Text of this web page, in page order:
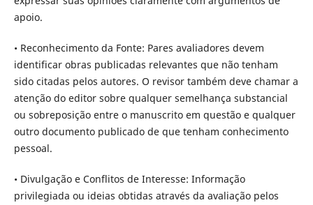
apoio.
• Reconhecimento da Fonte: Pares avaliadores devem
identificar obras publicadas relevantes que não tenham
sido citadas pelos autores. O revisor também deve chamar a
atenção do editor sobre qualquer semelhança substancial
ou sobreposição entre o manuscrito em questão e qualquer
outro documento publicado de que tenham conhecimento
pessoal.
• Divulgação e Conflitos de Interesse: Informação
privilegiada ou ideias obtidas através da avaliação pelos